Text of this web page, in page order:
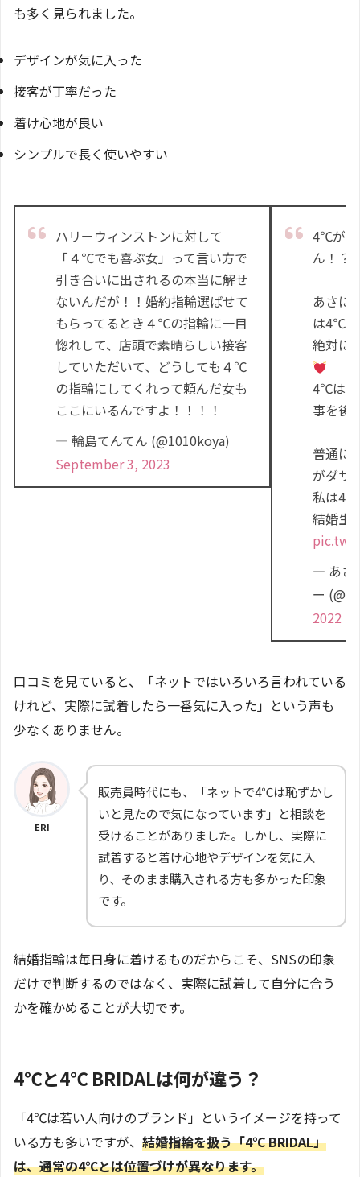
も多く見られました。
デザインが気に入った
接客が丁寧だった
着け心地が良い
シンプルで長く使いやすい
ハリーウィンストンに対して
「４℃でも喜ぶ女」って言い方で
引き合いに出されるの本当に解せ
ないんだが！！婚約指輪選ばせて
もらってるとき４℃の指輪に一目
惚れして、店頭で素晴らしい接客
していただいて、どうしても４℃
の指輪にしてくれって頼んだ女も
ここにいるんですよ！！！！
— 輪島てんてん (@1010koya)
September 3, 2023
4℃がダ
ん！？
あさに
は4℃
絶対に
4℃はダ
事を後
普通に
がダサ
私は4℃
結婚生
— あさ
ー
2022
口コミを見ていると、「ネットではいろいろ言われている
けれど、実際に試着したら一番気に入った」という声も
少なくありません。
ERI
販売員時代にも、「ネットで4℃は恥ずかし
いと見たので気になっています」と相談を
受けることがありました。しかし、実際に
試着すると着け心地やデザインを気に入
り、そのまま購入される方も多かった印象
です。
結婚指輪は毎日身に着けるものだからこそ、SNSの印象
だけで判断するのではなく、実際に試着して自分に合う
かを確かめることが大切です。
4℃と4℃ BRIDALは何が違う？
「4℃は若い人向けのブランド」というイメージを持って
いる方も多いですが、 結婚指輪を扱う「4℃ BRIDAL」
は、通常の4℃とは位置づけが異なります。